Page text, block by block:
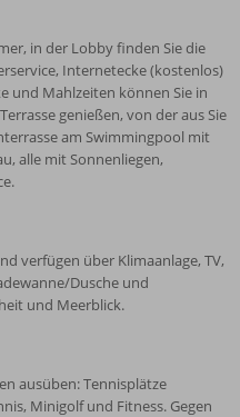
in der Lobby finden Sie die
Internetecke (kostenlos)
und Mahlzeiten können Sie in
genießen, von der aus Sie
am Swimmingpool mit
alle mit Sonnenliegen,
verfügen über Klimaanlage, TV,
Dusche und
und Meerblick.
ausüben: Tennisplätze
Minigolf und Fitness. Gegen